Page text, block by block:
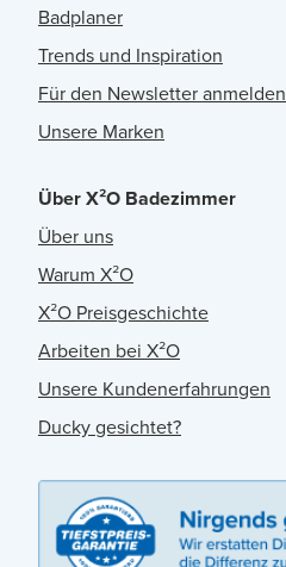
Badplaner
Trends und Inspiration
Für den Newsletter anmelden
Unsere Marken
Über X²O Badezimmer
Über uns
Warum X²O
X²O Preisgeschichte
Arbeiten bei X²O
Unsere Kundenerfahrungen
Ducky gesichtet?